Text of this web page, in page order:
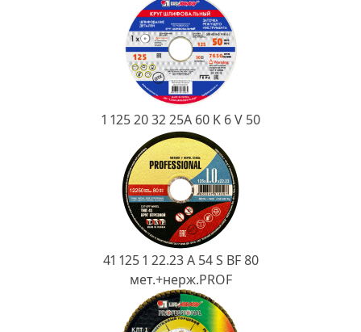
1 125 20 32 25А 60 K 6 V 50
41 125 1 22.23 A 54 S BF 80
мет.+нерж.PROF